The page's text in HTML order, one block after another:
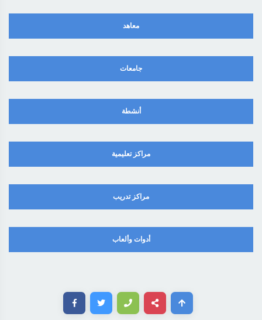
معاهد
جامعات
أنشطة
مراكز تعليمية
مراكز تدريب
أدوات وألعاب